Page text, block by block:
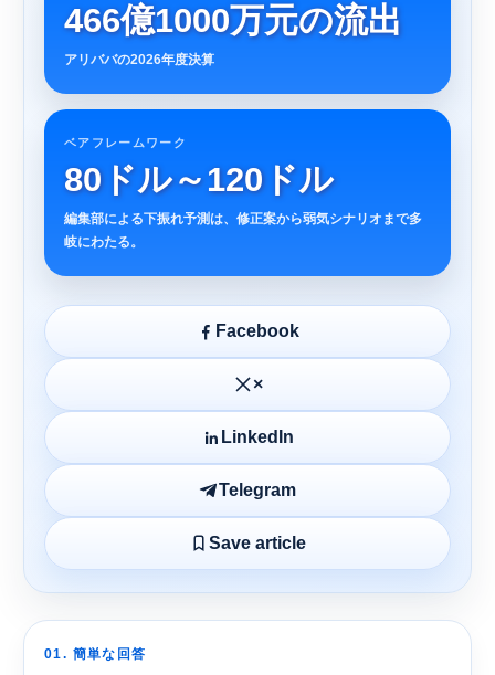
466億1000万元の流出
アリババの2026年度決算
ベアフレームワーク
80ドル～120ドル
編集部による下振れ予測は、修正案から弱気シナリオまで多
岐にわたる。
Facebook
×
LinkedIn
Telegram
Save article
01. 簡単な回答